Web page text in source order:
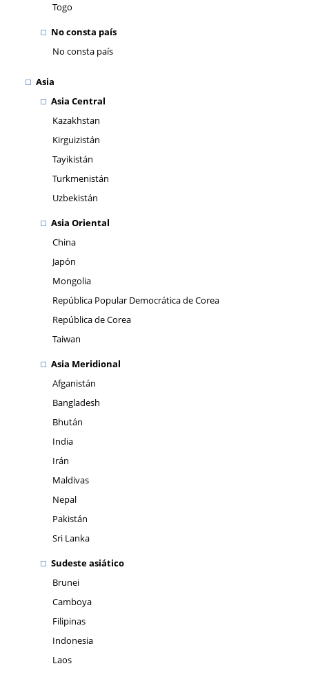
Togo
No consta país
No consta país
Asia
Asia Central
Kazakhstan
Kirguizistán
Tayikistán
Turkmenistán
Uzbekistán
Asia Oriental
China
Japón
Mongolia
República Popular Democrática de Corea
República de Corea
Taiwan
Asia Meridional
Afganistán
Bangladesh
Bhután
India
Irán
Maldivas
Nepal
Pakistán
Sri Lanka
Sudeste asiático
Brunei
Camboya
Filipinas
Indonesia
Laos